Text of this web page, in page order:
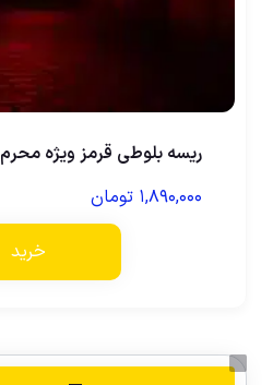
ریسه بلوطی قرمز ویژه محرم
۱,۸۹۰,۰۰۰ تومان
خرید